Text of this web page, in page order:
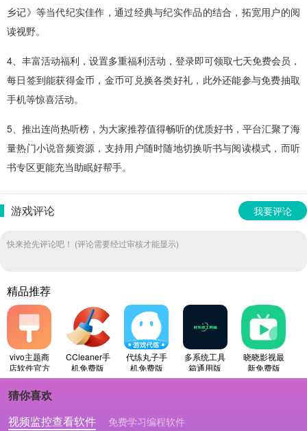
乡记》等当代纪实佳作，通过经典与纪实作品的结合，拓宽用户的阅
读视野。
4、丰富活动福利，设置多重福利活动，登录即可领取七天免费会员，
每日签到能获得金币，金币可兑换各类好礼，此外还能参与免费抽取
手机等惊喜活动。
5、推出连尚热听榜，为大家推荐值得畅听的优质好书，平台汇聚了海
量热门小说音频资源，支持用户随时随地切换听书与阅读模式，而听
书专区更能充当助眠好帮手。
游戏评论 我要评论
快来抢先评论吧！ (评论需要经过审核才能显示)
精品推荐
vivo主题商
店软件官方
正版
CCleaner手
机免费版
代练丸子手
机免费版
多系统工具
箱通用版
晓晓影视最
新免费版
猜你喜欢
视频监控查看软件
免费学习编程软件